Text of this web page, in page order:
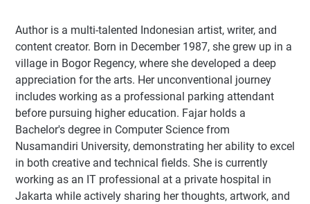
Author is a multi-talented Indonesian artist, writer, and
content creator. Born in December 1987, she grew up in a
village in Bogor Regency, where she developed a deep
appreciation for the arts. Her unconventional journey
includes working as a professional parking attendant
before pursuing higher education. Fajar holds a
Bachelor's degree in Computer Science from
Nusamandiri University, demonstrating her ability to excel
in both creative and technical fields. She is currently
working as an IT professional at a private hospital in
Jakarta while actively sharing her thoughts, artwork, and